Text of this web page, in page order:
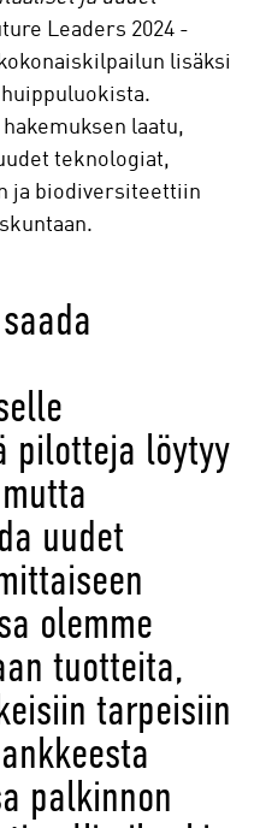
Leaders 2024 -
lisäksi
laatu,
teknologiat,
ja biodiversiteettiin
pilotteja löytyy
uudet
olemme
tuotteita,
tarpeisiin
palkinnon